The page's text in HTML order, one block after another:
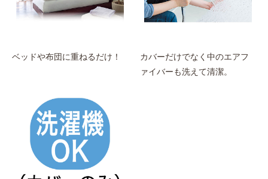
ベッドや布団に重ねるだけ！
カバーだけでなく中のエアフ
ァイバーも洗えて清潔。